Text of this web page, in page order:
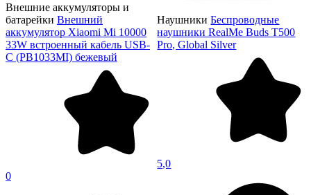
Внешние аккумуляторы и
батарейки Внешний
аккумулятор Xiaomi Mi 10000
33W встроенный кабель USB-
C (PB1033MI) бежевый
0
Наушники Беспроводные
наушники RealMe Buds T500
Pro, Global Silver
5,0